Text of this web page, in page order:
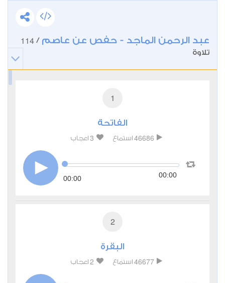
عبد الرحمن الماجد - حفص عن عاصم /
114
تلاوة
1
الفاتحة
46686 استماع 3 اعجاب
00:00 00:00
2
البقرة
46677 استماع 2 اعجاب